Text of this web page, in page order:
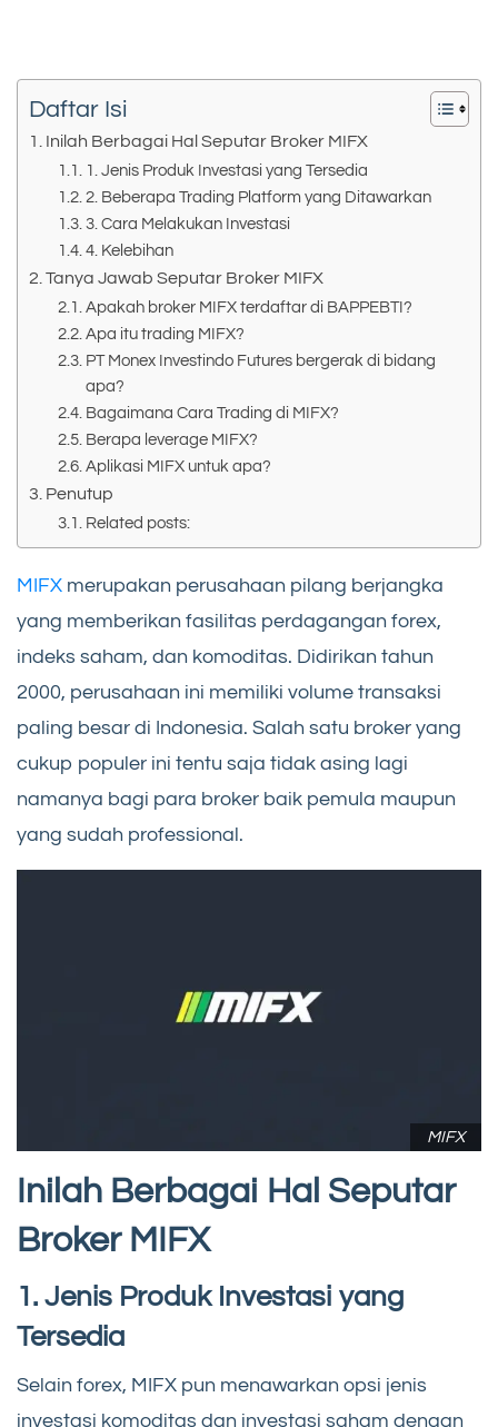
Daftar Isi
Inilah Berbagai Hal Seputar Broker MIFX
1. Jenis Produk Investasi yang Tersedia
2. Beberapa Trading Platform yang Ditawarkan
3. Cara Melakukan Investasi
4. Kelebihan
Tanya Jawab Seputar Broker MIFX
Apakah broker MIFX terdaftar di BAPPEBTI?
Apa itu trading MIFX?
PT Monex Investindo Futures bergerak di bidang
apa?
Bagaimana Cara Trading di MIFX?
Berapa leverage MIFX?
Aplikasi MIFX untuk apa?
Penutup
Related posts:
MIFX merupakan perusahaan pilang berjangka
yang memberikan fasilitas perdagangan forex,
indeks saham, dan komoditas. Didirikan tahun
2000, perusahaan ini memiliki volume transaksi
paling besar di Indonesia. Salah satu broker yang
cukup populer ini tentu saja tidak asing lagi
namanya bagi para broker baik pemula maupun
yang sudah professional.
MIFX
Inilah Berbagai Hal Seputar
Broker MIFX
1. Jenis Produk Investasi yang
Tersedia
Selain forex, MIFX pun menawarkan opsi jenis
investasi komoditas dan investasi saham dengan